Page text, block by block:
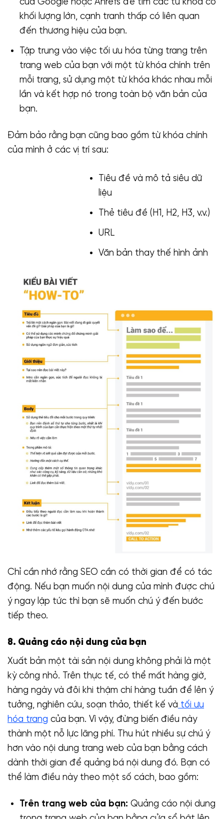
của Google hoặc Ahrefs để tìm các từ khóa có
khối lượng lớn, cạnh tranh thấp có liên quan
đến thương hiệu của bạn.
Tập trung vào việc tối ưu hóa từng trang trên
trang web của bạn với một từ khóa chính trên
mỗi trang, sử dụng một từ khóa khác nhau mỗi
lần và kết hợp nó trong toàn bộ văn bản của
bạn.
Đảm bảo rằng bạn cũng bao gồm từ khóa chính
của mình ở các vị trí sau:
Tiêu đề và mô tả siêu dữ
liệu
Thẻ tiêu đề (H1, H2, H3, v.v.)
URL
Văn bản thay thế hình ảnh
Chỉ cần nhớ rằng SEO cần có thời gian để có tác
động. Nếu bạn muốn nội dung của mình được chú
ý ngay lập tức thì bạn sẽ muốn chú ý đến bước
tiếp theo.
8. Quảng cáo nội dung của bạn
Xuất bản một tài sản nội dung không phải là một
kỳ công nhỏ. Trên thực tế, có thể mất hàng giờ,
hàng ngày và đôi khi thậm chí hàng tuần để lên ý
tưởng, nghiên cứu, soạn thảo, thiết kế và tối ưu
hóa trang của bạn. Vì vậy, đừng biến điều này
thành một nỗ lực lãng phí. Thu hút nhiều sự chú ý
hơn vào nội dung trang web của bạn bằng cách
dành thời gian để quảng bá nội dung đó. Bạn có
thể làm điều này theo một số cách, bao gồm:
Trên trang web của bạn: Quảng cáo nội dung